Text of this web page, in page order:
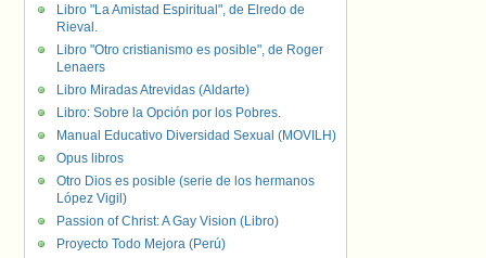
Libro "La Amistad Espiritual", de Elredo de
Rieval.
Libro "Otro cristianismo es posible", de Roger
Lenaers
Libro Miradas Atrevidas (Aldarte)
Libro: Sobre la Opción por los Pobres.
Manual Educativo Diversidad Sexual (MOVILH)
Opus libros
Otro Dios es posible (serie de los hermanos
López Vigil)
Passion of Christ: A Gay Vision (Libro)
Proyecto Todo Mejora (Perú)